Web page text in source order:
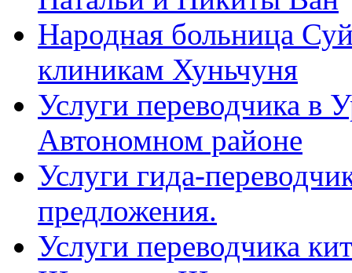
Народная больница
клиникам Хуньчуня
Услуги переводчика в
Автономном районе
Услуги гида-
предложения.
Услуги переводчика